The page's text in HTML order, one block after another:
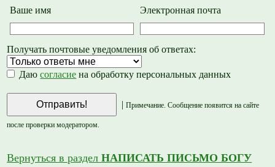
Ваше имя Электронная почта
Получать почтовые уведомления об ответах:
Даюсогласие на обработку персональных данных
| Примечание. Сообщение появится на сайте
после проверки модератором.
Вернуться в разделНАПИСАТЬ ПИСЬМО БОГУ